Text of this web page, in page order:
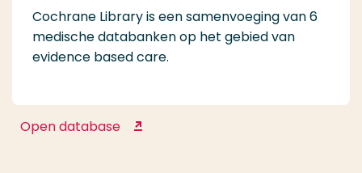
Cochrane Library is een samenvoeging van 6
medische databanken op het gebied van
evidence based care.
Open database Cochrane library